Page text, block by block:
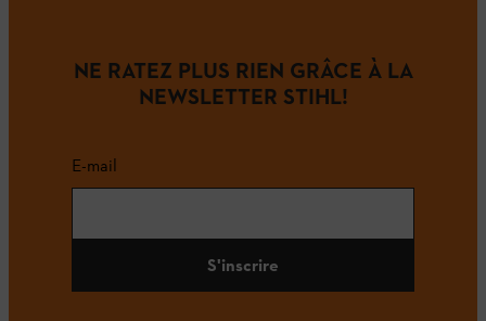
NE RATEZ PLUS RIEN GRÂCE À LA
NEWSLETTER STIHL!
E-mail
S'inscrire